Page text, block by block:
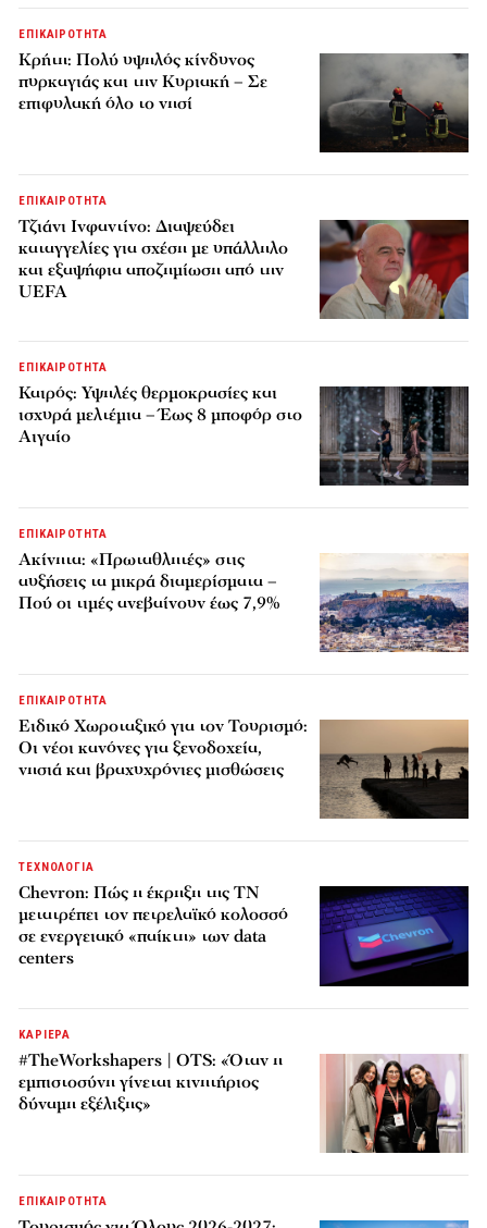
ΕΠΙΚΑΙΡΟΤΗΤΑ
Κρήτη: Πολύ υψηλός κίνδυνος
πυρκαγιάς και την Κυριακή – Σε
επιφυλακή όλο το νησί
ΕΠΙΚΑΙΡΟΤΗΤΑ
Τζιάνι Ινφαντίνο: Διαψεύδει
καταγγελίες για σχέση με υπάλληλο
και εξαψήφια αποζημίωση από την
UEFA
ΕΠΙΚΑΙΡΟΤΗΤΑ
Καιρός: Υψηλές θερμοκρασίες και
ισχυρά μελτέμια – Έως 8 μποφόρ στο
Αιγαίο
ΕΠΙΚΑΙΡΟΤΗΤΑ
Ακίνητα: «Πρωταθλητές» στις
αυξήσεις τα μικρά διαμερίσματα –
Πού οι τιμές ανεβαίνουν έως 7,9%
ΕΠΙΚΑΙΡΟΤΗΤΑ
Ειδικό Χωροταξικό για τον Τουρισμό:
Οι νέοι κανόνες για ξενοδοχεία,
νησιά και βραχυχρόνιες μισθώσεις
ΤΕΧΝΟΛΟΓΙΑ
Chevron: Πώς η έκρηξη της ΤΝ
μετατρέπει τον πετρελαϊκό κολοσσό
σε ενεργειακό «παίκτη» των data
centers
ΚΑΡΙΕΡΑ
#TheWorkshapers | OTS: «Όταν η
εμπιστοσύνη γίνεται κινητήριος
δύναμη εξέλιξης»
ΕΠΙΚΑΙΡΟΤΗΤΑ